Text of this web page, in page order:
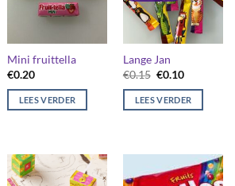
Mini fruittella
€0.20
LEES VERDER
Lange Jan
€0.15 Oorspronkelijke
was:
€0.15.
€0.10Huidige
is:
€0.10.
LEES VERDER